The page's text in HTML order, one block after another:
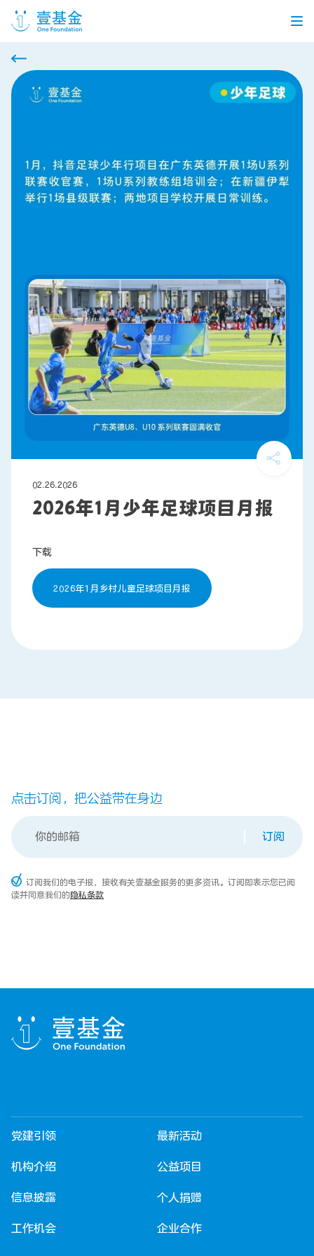
首页
公益项目
企业合作
联系我们
02.26.2026
2026年1月少年足球项目月报
下载
2026年1月乡村儿童足球项目月报
点击订阅，把公益带在身边
订阅
订阅我们的电子报，接收有关壹基金服务的更多资讯。订阅即表示您已阅
读并同意我们的隐私条款
党建引领
机构介绍
信息披露
工作机会
最新活动
公益项目
个人捐赠
企业合作